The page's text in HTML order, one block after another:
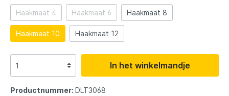
Haakmaat 4 Haakmaat 6 Haakmaat 8
Haakmaat 10 Haakmaat 12
In het winkelmandje
Productnummer: DLT3068